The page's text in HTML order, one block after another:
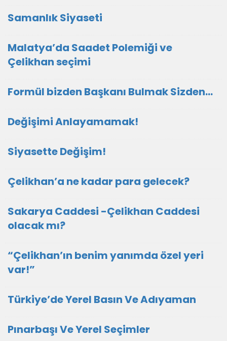
Samanlık Siyaseti
Malatya’da Saadet Polemiği ve
Çelikhan seçimi
Formül bizden Başkanı Bulmak Sizden…
Değişimi Anlayamamak!
Siyasette Değişim!
Çelikhan’a ne kadar para gelecek?
Sakarya Caddesi -Çelikhan Caddesi
olacak mı?
“Çelikhan’ın benim yanımda özel yeri
var!”
Türkiye’de Yerel Basın Ve Adıyaman
Pınarbaşı Ve Yerel Seçimler